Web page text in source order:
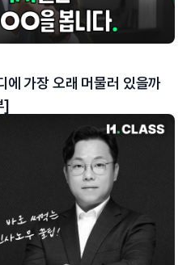
에 가장 오래 머물러 있을까
]